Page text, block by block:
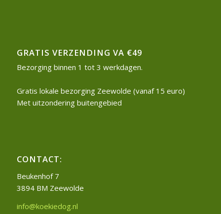
GRATIS VERZENDING VA €49
Bezorging binnen 1 tot 3 werkdagen.
Gratis lokale bezorging Zeewolde (vanaf 15 euro)
Met uitzondering buitengebied
CONTACT:
Beukenhof 7
3894 BM Zeewolde
info@koekiedog.nl